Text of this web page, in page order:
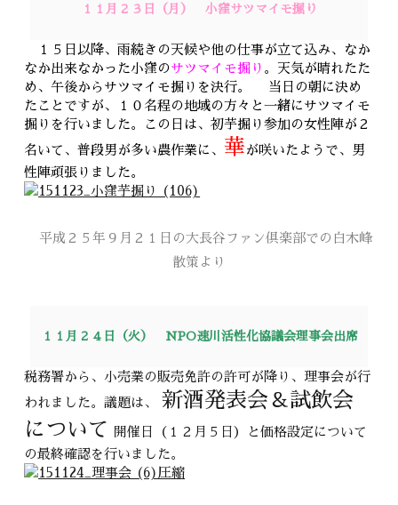
１１月２３日（月） 小窪サツマイモ掘り
１５日以降、雨続きの天候や他の仕事が立て込み、なか
なか出来なかった小窪のサツマイモ掘り 。天気が晴れたた
め、午後からサツマイモ掘りを決行。
当日の朝に決め
たことですが、１０名程の地域の方々と一緒にサツマイモ
掘りを行いました。この日は、初芋掘り参加の女性陣が２
名いて、普段男が多い農作業に、 華 が咲いたようで、男
性陣頑張りました。
平成２５年９月２１日の大長谷ファン倶楽部での白木峰
散策より
１１月２４日（火） NPO速川活性化協議会理事会出席
税務署から、小売業の販売免許の許可が降り、理事会が行
われました。議題は、 新酒発表会＆試飲会
について
開催日（１２月５日）と価格設定について
の最終確認を行いました。